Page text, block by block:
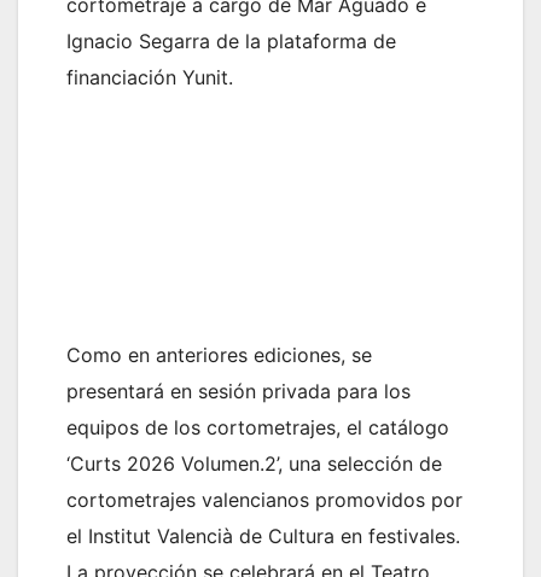
Ignacio Segarra de la plataforma de
financiación Yunit.
Como en anteriores ediciones, se
presentará en sesión privada para los
equipos de los cortometrajes, el catálogo
‘Curts 2026 Volumen.2’, una selección de
cortometrajes valencianos promovidos por
el Institut Valencià de Cultura en festivales.